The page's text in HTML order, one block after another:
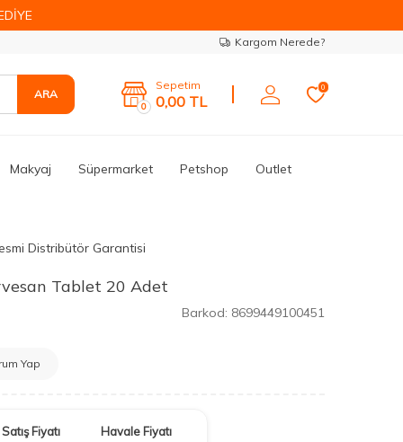
Kargom Nerede?
ARA
0
Sepetim
0,00 TL
0
Makyaj Süpermarket Petshop Outlet
Distribütör Garantisi
Tablet 20 Adet
Barkod: 8699449100451
Yap
Satış Fiyatı Havale Fiyatı